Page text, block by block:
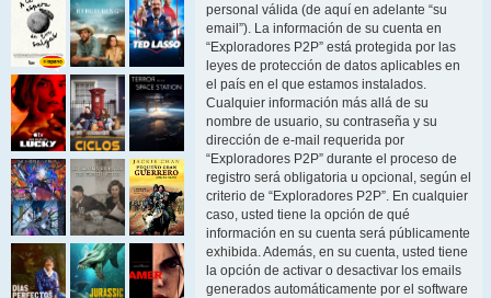
personal válida (de aquí en adelante “su
email”). La información de su cuenta en
“Exploradores P2P” está protegida por las
leyes de protección de datos aplicables en
el país en el que estamos instalados.
Cualquier información más allá de su
nombre de usuario, su contraseña y su
dirección de e-mail requerida por
“Exploradores P2P” durante el proceso de
registro será obligatoria u opcional, según el
criterio de “Exploradores P2P”. En cualquier
caso, usted tiene la opción de qué
información en su cuenta será públicamente
exhibida. Además, en su cuenta, usted tiene
la opción de activar o desactivar los emails
generados automáticamente por el software